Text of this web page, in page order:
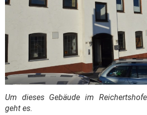
Um dieses Gebäude im
geht es.